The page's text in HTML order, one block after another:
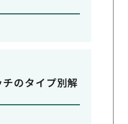
のタイプ別解